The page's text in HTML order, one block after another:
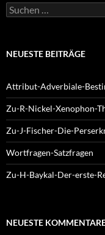
Suchen
nach:
NEUESTE BEITRÄGE
Attribut-Adverbiale-
Zu-R-Nickel-Xenophon-
Zu-J-Fischer-Die-
Wortfragen-Satzfragen
Zu-H-Baykal-Der-erste-
NEUESTE